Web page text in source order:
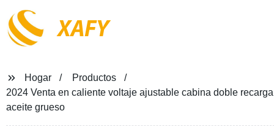
XAFY
Hogar
Productos
2024 Venta en caliente voltaje ajustable cabina doble
aceite grueso